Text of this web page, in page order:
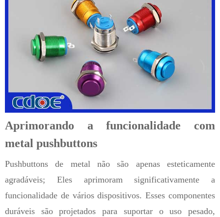
Aprimorando a funcionalidade com
metal pushbuttons
Pushbuttons de metal não são apenas esteticamente
agradáveis; Eles aprimoram significativamente a
funcionalidade de vários dispositivos. Esses componentes
duráveis ​​são projetados para suportar o uso pesado,